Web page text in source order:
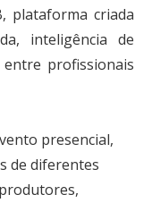
plataforma criada
inteligência de
profissionais
presencial,
de diferentes